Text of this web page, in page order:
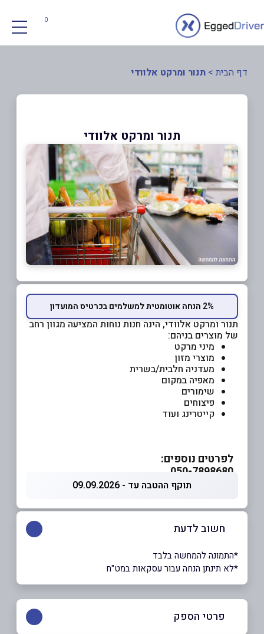
0
דף הבית > תנור ומרקט אלוודי
תנור ומרקט אלוודי
2% הנחה אוטומטית למשלמים בכרטיס המועדון
תנור ומרקט אלוודי, הינה חנות נוחות המציעה מגוון רחב
של מוצרים בניהם:
מיני מרקט
מוצרי מזון
מעדניה חלבית/בשרית
מאפיה במקום
שימורים
פיצוחים
קייטרינג ועוד
לפרטים נוספים:
תוקף ההטבה עד - 09.09.2026
חשוב לדעת
*התמונה להמחשה בלבד
*לא תינתן הנחה עבור עסקאות במט"ח
פרטי הספק